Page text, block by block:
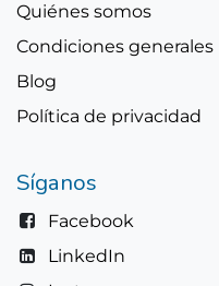
Quiénes somos
Condiciones generales
Blog
Política de privacidad
Síganos
Facebook
LinkedIn